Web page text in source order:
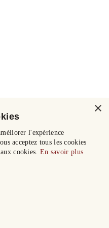
×
l'expérience
acceptez tous les cookies
cookies. En savoir plus